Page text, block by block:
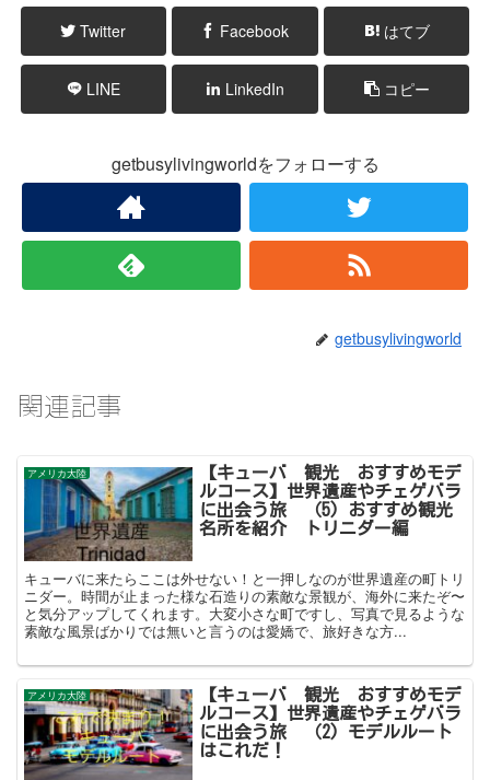
Twitter Facebook はてブ
LINE LinkedIn コピー
getbusylivingworldをフォローする
getbusylivingworld
関連記事
アメリカ大陸
【キューバ 観光 おすすめモデ
ルコース】世界遺産やチェゲバラ
に出会う旅 （5) おすすめ観光
名所を紹介 トリニダー編
キューバに来たらここは外せない！と一押しなのが世界遺産の町トリ
ニダー。時間が止まった様な石造りの素敵な景観が、海外に来たぞ〜
と気分アップしてくれます。大変小さな町ですし、写真で見るような
素敵な風景ばかりでは無いと言うのは愛嬌で、旅好きな方...
アメリカ大陸
【キューバ 観光 おすすめモデ
ルコース】世界遺産やチェゲバラ
に出会う旅 （2) モデルルート
はこれだ！